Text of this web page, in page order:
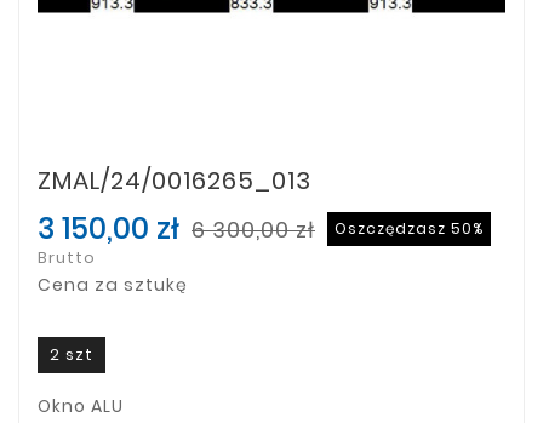
ZMAL/24/0016265_013
3 150,00 zł 6 300,00 zł Oszczędzasz 50%
Brutto
Cena za sztukę
2 szt
Okno ALU